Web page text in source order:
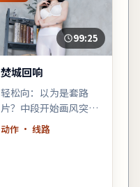
99:25
焚城回响
轻松向：以为是套路
片？中段开始画风突
变，黑色幽默与类型梗
动作 · 线路